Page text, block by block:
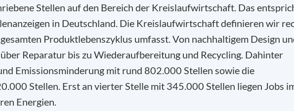
Stellen auf den Bereich der Kreislaufwirtschaft. Das
in Deutschland. Die Kreislaufwirtschaft definieren wir
Produktlebenszyklus umfasst. Von nachhaltigem Design
Reparatur bis zu Wiederaufbereitung und Recycling. Dahinter
Emissionsminderung mit rund 802.000 Stellen sowie die
Stellen. Erst an vierter Stelle mit 345.000 Stellen liegen Jobs
Energien.